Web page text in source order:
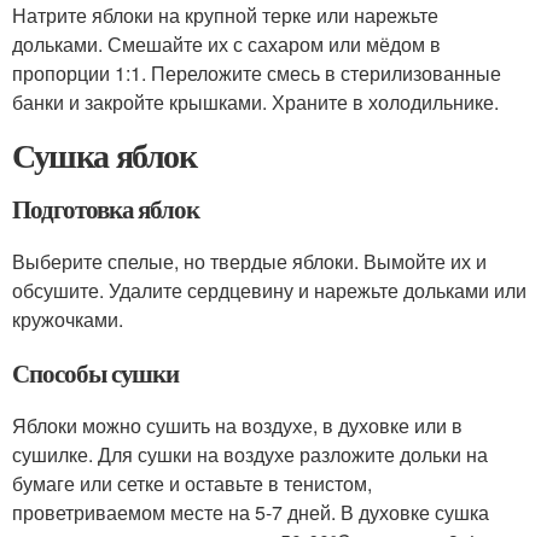
Натрите яблоки на крупной терке или нарежьте
дольками. Смешайте их с сахаром или мёдом в
пропорции 1:1. Переложите смесь в стерилизованные
банки и закройте крышками. Храните в холодильнике.
Сушка яблок
Подготовка яблок
Выберите спелые, но твердые яблоки. Вымойте их и
обсушите. Удалите сердцевину и нарежьте дольками или
кружочками.
Способы сушки
Яблоки можно сушить на воздухе, в духовке или в
сушилке. Для сушки на воздухе разложите дольки на
бумаге или сетке и оставьте в тенистом,
проветриваемом месте на 5-7 дней. В духовке сушка